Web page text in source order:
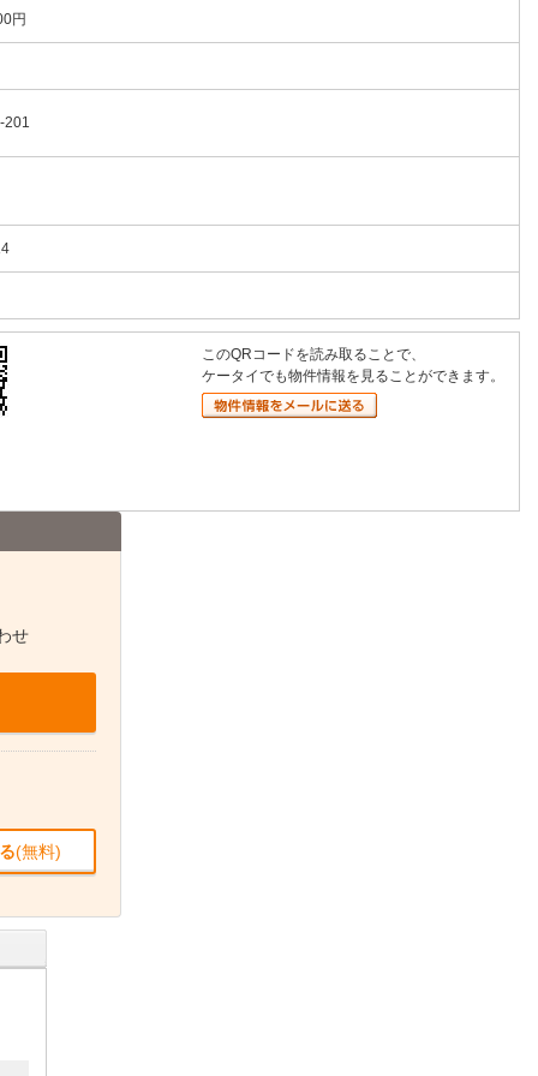
円
201
このQRコードを読み取ることで、
ケータイでも物件情報を見ることができます。
せ
(無料)